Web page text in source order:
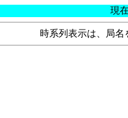
現
時系列表示は、局